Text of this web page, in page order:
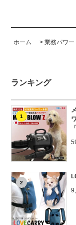
ホーム > 業務パワー
ランキング
1
2